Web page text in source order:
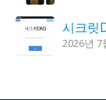
시크릿
2026년 7